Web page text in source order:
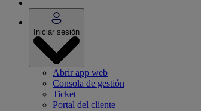
Iniciar sesión
Abrir app web
Consola de gestión
Ticket
Portal del cliente